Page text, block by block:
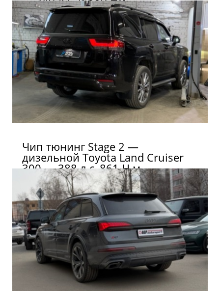
Чип тюнинг Stage 2 —
дизельной Toyota Land Cruiser
300 — 388 л.с, 861 Н.м